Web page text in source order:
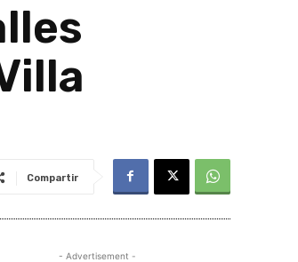
Compartir
- Advertisement -